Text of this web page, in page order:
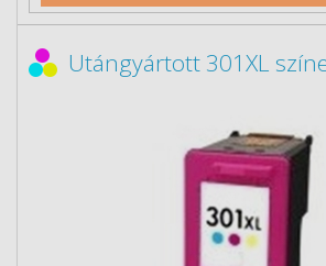
Utángyártott 301XL